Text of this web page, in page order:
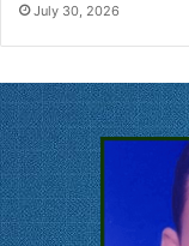
July 30, 2026